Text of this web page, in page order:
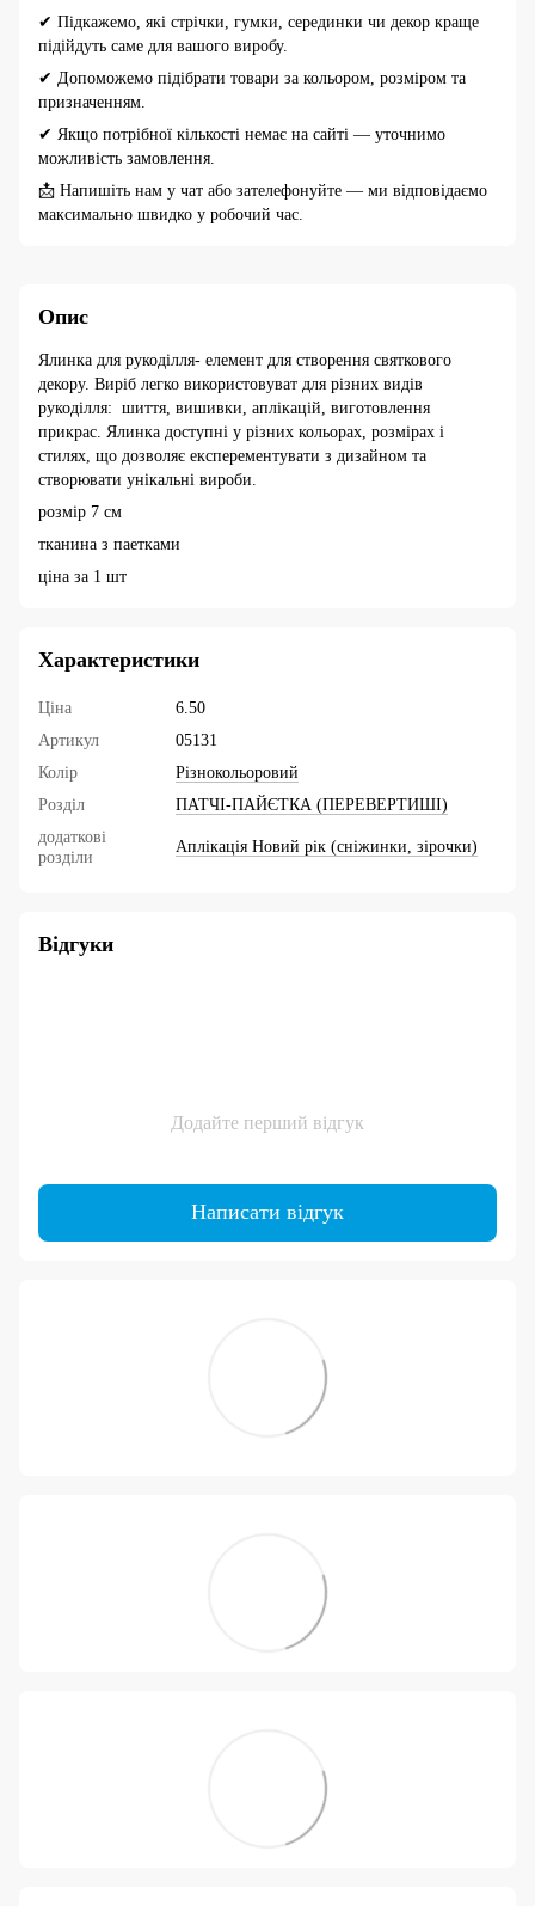
✔ Підкажемо, які стрічки, гумки, серединки чи декор краще
підійдуть саме для вашого виробу.
✔ Допоможемо підібрати товари за кольором, розміром та
призначенням.
✔ Якщо потрібної кількості немає на сайті — уточнимо
можливість замовлення.
📩 Напишіть нам у чат або зателефонуйте — ми відповідаємо
максимально швидко у робочий час.
Опис
Ялинка для рукоділля- елемент для створення святкового
декору. Виріб легко використовуват для різних видів
рукоділля: шиття, вишивки, аплікацій, виготовлення
прикрас. Ялинка доступні у різних кольорах, розмірах і
стилях, що дозволяє експерементувати з дизайном та
створювати унікальні вироби.
розмір 7 см
тканина з паетками
ціна за 1 шт
Характеристики
Ціна
6.50
Артикул
05131
Колір
Різнокольоровий
Розділ
ПАТЧІ-ПАЙЄТКА (ПЕРЕВЕРТИШІ)
додаткові
розділи
Аплікація Новий рік (сніжинки, зірочки)
Відгуки
Додайте перший відгук
Написати відгук